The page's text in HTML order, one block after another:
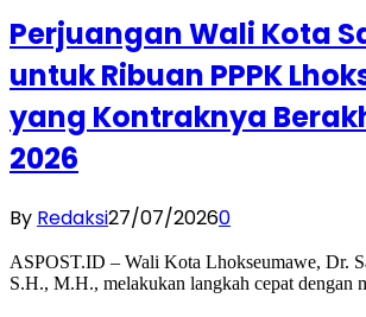
Perjuangan Wali Kota
untuk Ribuan PPPK
yang Kontraknya
2026
By Redaksi27/07/20260
ASPOST.ID – Wali Kota Lhokseumawe, Dr.
S.H., M.H., melakukan langkah cepat dengan